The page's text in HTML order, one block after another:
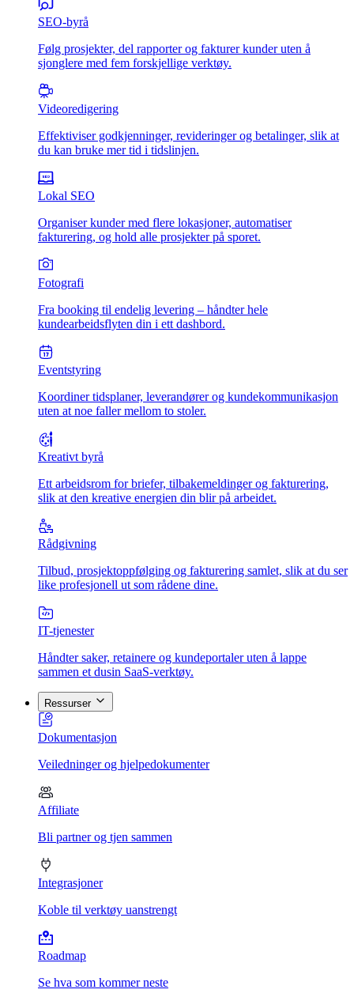
SEO-byrå
Følg prosjekter, del rapporter og fakturer kunder uten å
sjonglere med fem forskjellige verktøy.
Videoredigering
Effektiviser godkjenninger, revideringer og betalinger, slik at
du kan bruke mer tid i tidslinjen.
Lokal SEO
Organiser kunder med flere lokasjoner, automatiser
fakturering, og hold alle prosjekter på sporet.
Fotografi
Fra booking til endelig levering – håndter hele
kundearbeidsflyten din i ett dashbord.
Eventstyring
Koordiner tidsplaner, leverandører og kundekommunikasjon
uten at noe faller mellom to stoler.
Kreativt byrå
Ett arbeidsrom for briefer, tilbakemeldinger og fakturering,
slik at den kreative energien din blir på arbeidet.
Rådgivning
Tilbud, prosjektoppfølging og fakturering samlet, slik at du ser
like profesjonell ut som rådene dine.
IT-tjenester
Håndter saker, retainere og kundeportaler uten å lappe
sammen et dusin SaaS-verktøy.
Ressurser
Dokumentasjon
Veiledninger og hjelpedokumenter
Affiliate
Bli partner og tjen sammen
Integrasjoner
Koble til verktøy uanstrengt
Roadmap
Se hva som kommer neste